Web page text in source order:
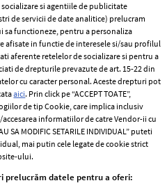
si agentiile de publicitate
de servicii de date analitice) prelucram
functioneze, pentru a personaliza
in functie de interesele si/sau profilul
aferente retelelor de socializare si pentru a
de drepturile prevazute de art. 15-22 din
cu caracter personal. Aceste drepturi pot
aici. Prin click pe “ACCEPT TOATE”,
de tip Cookie, care implica inclusiv
informatiilor de catre Vendor-ii cu
SA MODIFIC SETARILE INDIVIDUAL” puteti
mai putin cele legate de cookie strict
ului.
prelucrăm datele pentru a oferi: